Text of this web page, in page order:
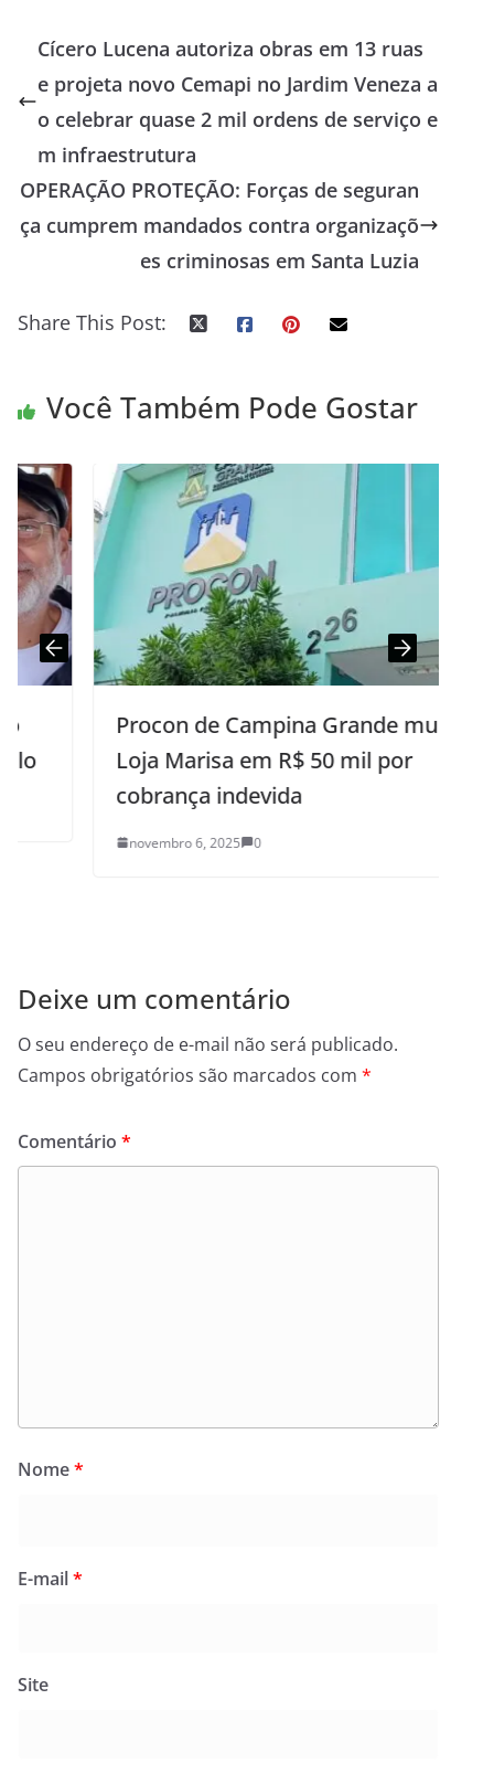
Cícero Lucena autoriza obras em 13 ruas
e projeta novo Cemapi no Jardim Veneza a
o celebrar quase 2 mil ordens de serviço e
m infraestrutura
OPERAÇÃO PROTEÇÃO: Forças de seguran
ça cumprem mandados contra organizaçõ
es criminosas em Santa Luzia
Share This Post:
Você Também Pode Gostar
Procon de Campina Grande multa
Loja Marisa em R$ 50 mil por
cobrança indevida
novembro 6, 2025 0
Deixe um comentário
O seu endereço de e-mail não será publicado.
Campos obrigatórios são marcados com *
Comentário *
Nome*
E-mail*
Site